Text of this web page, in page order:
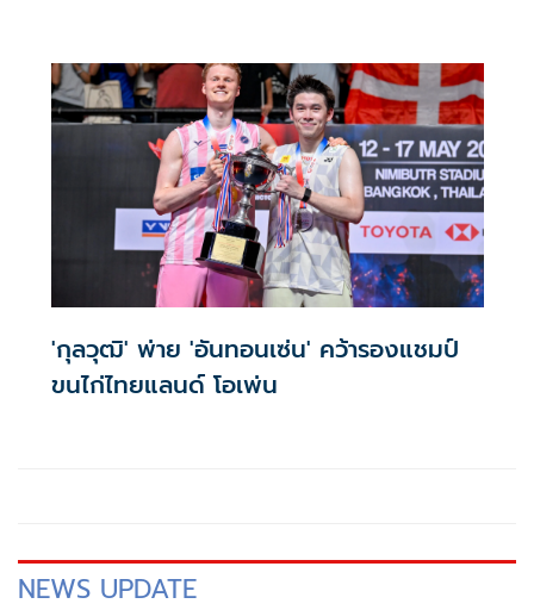
'กุลวุฒิ' พ่าย 'อันทอนเซ่น' คว้ารองแชมป์
ขนไก่ไทยแลนด์ โอเพ่น
NEWS UPDATE